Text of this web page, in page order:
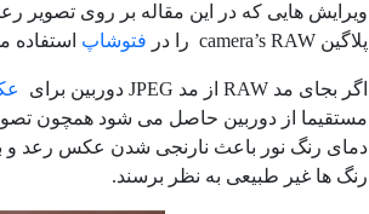
ویرایش هایی که در این مقاله بر روی تصویر
پلاگین camera’s RAW را در
فتوشاپ استفاده
اگر بجای مد RAW از مد JPEG دوربین برای
مستقیما از دوربین حاصل می شود همچون
دمای رنگ نور باعث نارنجی شدن عکس رعد و
رنگ ها غیر طبیعی به نظر برسند.